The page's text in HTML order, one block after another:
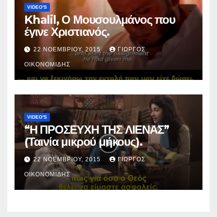
VIDEO'S
Khalil, Ο Μουσουλμάνος που
έγινε Χριστιανός.
22 ΝΟΕΜΒΡΊΟΥ, 2015 ΓΙΏΡΓΟΣ
ΟΙΚΟΝΟΜΊΔΗΣ
VIDEO'S
“Η ΠΡΟΣΕΥΧΗ ΤΗΣ ΛΙΕΝΑΣ”
(Ταινία μικρού μήκους).
22 ΝΟΕΜΒΡΊΟΥ, 2015 ΓΙΏΡΓΟΣ
ΟΙΚΟΝΟΜΊΔΗΣ